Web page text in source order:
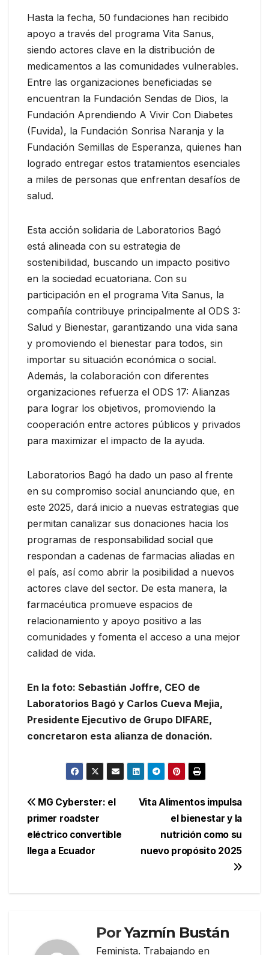
Hasta la fecha, 50 fundaciones han recibido
apoyo a través del programa Vita Sanus,
siendo actores clave en la distribución de
medicamentos a las comunidades vulnerables.
Entre las organizaciones beneficiadas se
encuentran la Fundación Sendas de Dios, la
Fundación Aprendiendo A Vivir Con Diabetes
(Fuvida), la Fundación Sonrisa Naranja y la
Fundación Semillas de Esperanza, quienes han
logrado entregar estos tratamientos esenciales
a miles de personas que enfrentan desafíos de
salud.
Esta acción solidaria de Laboratorios Bagó
está alineada con su estrategia de
sostenibilidad, buscando un impacto positivo
en la sociedad ecuatoriana. Con su
participación en el programa Vita Sanus, la
compañía contribuye principalmente al ODS 3:
Salud y Bienestar, garantizando una vida sana
y promoviendo el bienestar para todos, sin
importar su situación económica o social.
Además, la colaboración con diferentes
organizaciones refuerza el ODS 17: Alianzas
para lograr los objetivos, promoviendo la
cooperación entre actores públicos y privados
para maximizar el impacto de la ayuda.
Laboratorios Bagó ha dado un paso al frente
en su compromiso social anunciando que, en
este 2025, dará inicio a nuevas estrategias que
permitan canalizar sus donaciones hacia los
programas de responsabilidad social que
respondan a cadenas de farmacias aliadas en
el país, así como abrir la posibilidad a nuevos
actores clave del sector. De esta manera, la
farmacéutica promueve espacios de
relacionamiento y apoyo positivo a las
comunidades y fomenta el acceso a una mejor
calidad de vida.
En la foto: Sebastián Joffre, CEO de
Laboratorios Bagó y Carlos Cueva Mejia,
Presidente Ejecutivo de Grupo DIFARE,
concretaron esta alianza de donación.
Navegación
de
entradas
Vita Alimentos impulsa
el bienestar y la
nutrición como su
nuevo propósito 2025
MG Cyberster: el
primer roadster
eléctrico convertible
llega a Ecuador
PorYazmín Bustán
Feminista. Trabajando en